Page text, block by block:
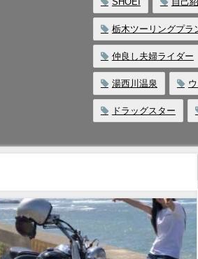
栃木ツーリングプラ
仲良し夫婦ライダー
湯西川温泉
ドラッグスター